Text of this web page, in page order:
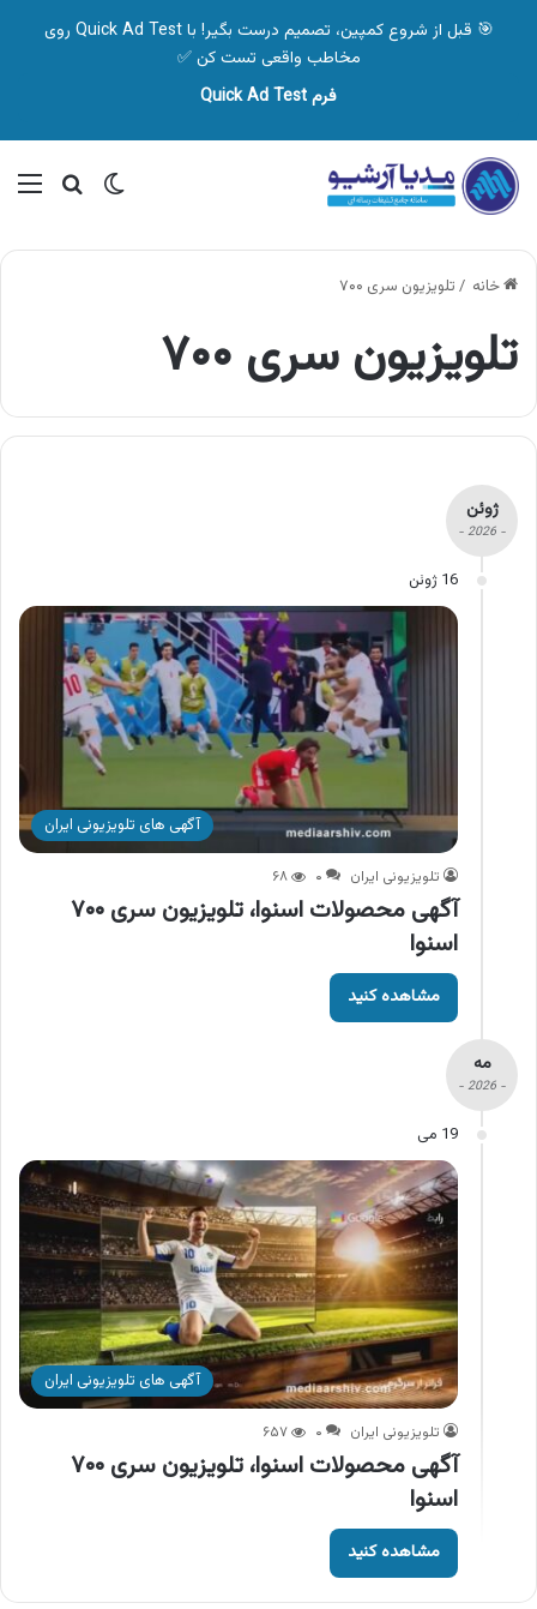
🎯 قبل از شروع کمپین، تصمیم درست بگیر! با Quick Ad Test روی
مخاطب واقعی تست کن ✅
فرم Quick Ad Test
تغییر پوسته
خانه / تلویزیون سری ۷۰۰
تلویزیون سری ۷۰۰
ژوئن
- 2026 -
16 ژوئن
آگهی های تلویزیونی ایران
تلویزیونی ایران ۰ ۶۸
آگهی محصولات اسنوا، تلویزیون سری ۷۰۰
اسنوا
مشاهده کنید
مه
- 2026 -
19 می
آگهی های تلویزیونی ایران
تلویزیونی ایران ۰ ۶۵۷
آگهی محصولات اسنوا، تلویزیون سری ۷۰۰
اسنوا
مشاهده کنید